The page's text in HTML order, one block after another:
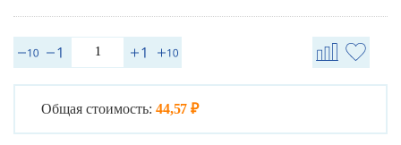
Общая стоимость: 44,57 ₽